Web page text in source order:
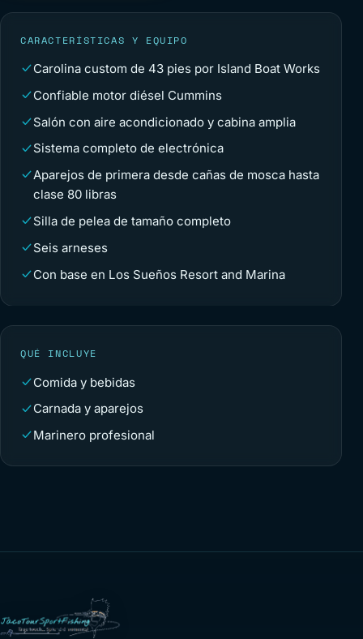
CARACTERÍSTICAS Y EQUIPO
Carolina custom de 43 pies por Island Boat Works
Confiable motor diésel Cummins
Salón con aire acondicionado y cabina amplia
Sistema completo de electrónica
Aparejos de primera desde cañas de mosca hasta
clase 80 libras
Silla de pelea de tamaño completo
Seis arneses
Con base en Los Sueños Resort and Marina
QUÉ INCLUYE
Comida y bebidas
Carnada y aparejos
Marinero profesional